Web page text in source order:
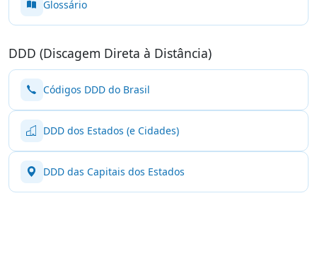
Glossário
DDD (Discagem Direta à Distância)
Códigos DDD do Brasil
DDD dos Estados (e Cidades)
DDD das Capitais dos Estados